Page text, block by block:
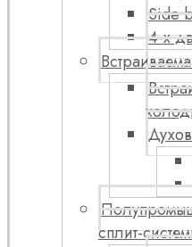
Side
4-х
сплит-